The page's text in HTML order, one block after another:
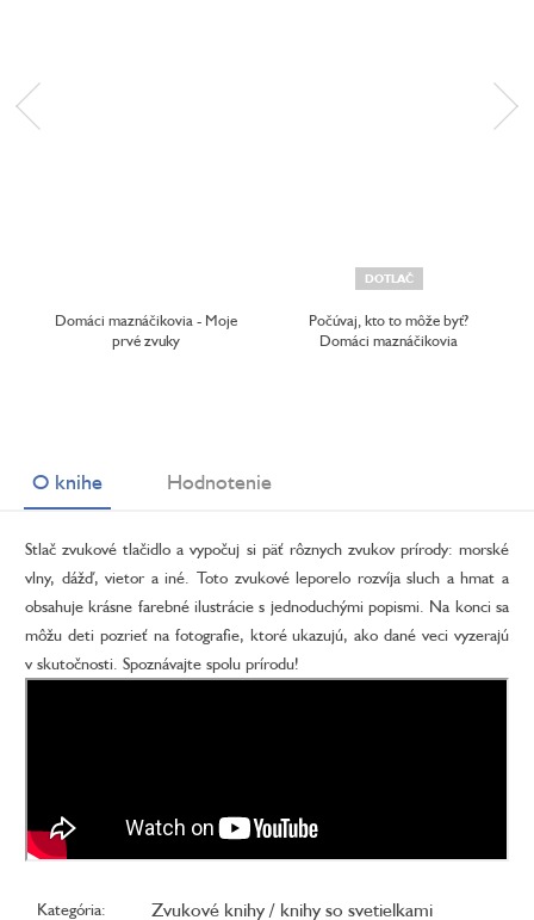
Domáci maznáčikovia - Moje
prvé zvuky
DOTLAČ
Počúvaj, kto to môže byť?
Domáci maznáčikovia
O knihe Hodnotenie
Stlač zvukové tlačidlo a vypočuj si päť rôznych zvukov prírody: morské
vlny, dážď, vietor a iné. Toto zvukové leporelo rozvíja sluch a hmat a
obsahuje krásne farebné ilustrácie s jednoduchými popismi. Na konci sa
môžu deti pozrieť na fotografie, ktoré ukazujú, ako dané veci vyzerajú
v skutočnosti. Spoznávajte spolu prírodu!
Kategória: Zvukové knihy / knihy so svetielkami